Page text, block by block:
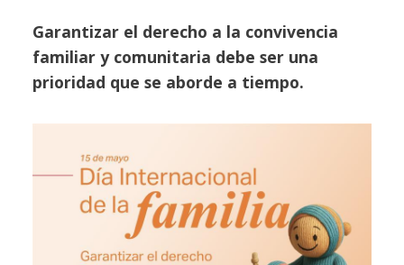
Garantizar el derecho a la convivencia
familiar y comunitaria debe ser una
prioridad que se aborde a tiempo.